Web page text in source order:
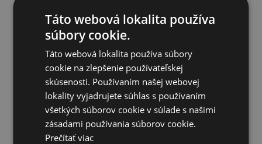
112,30€
PRIDAŤ DO KOŠÍKA
Táto webová lokalita používa
súbory cookie.
Táto webová lokalita používa súbory
cookie na zlepšenie používateľskej
skúsenosti. Používaním našej webovej
lokality vyjadrujete súhlas s používaním
všetkých súborov cookie v súlade s našimi
zásadami používania súborov cookie.
Prečítať viac